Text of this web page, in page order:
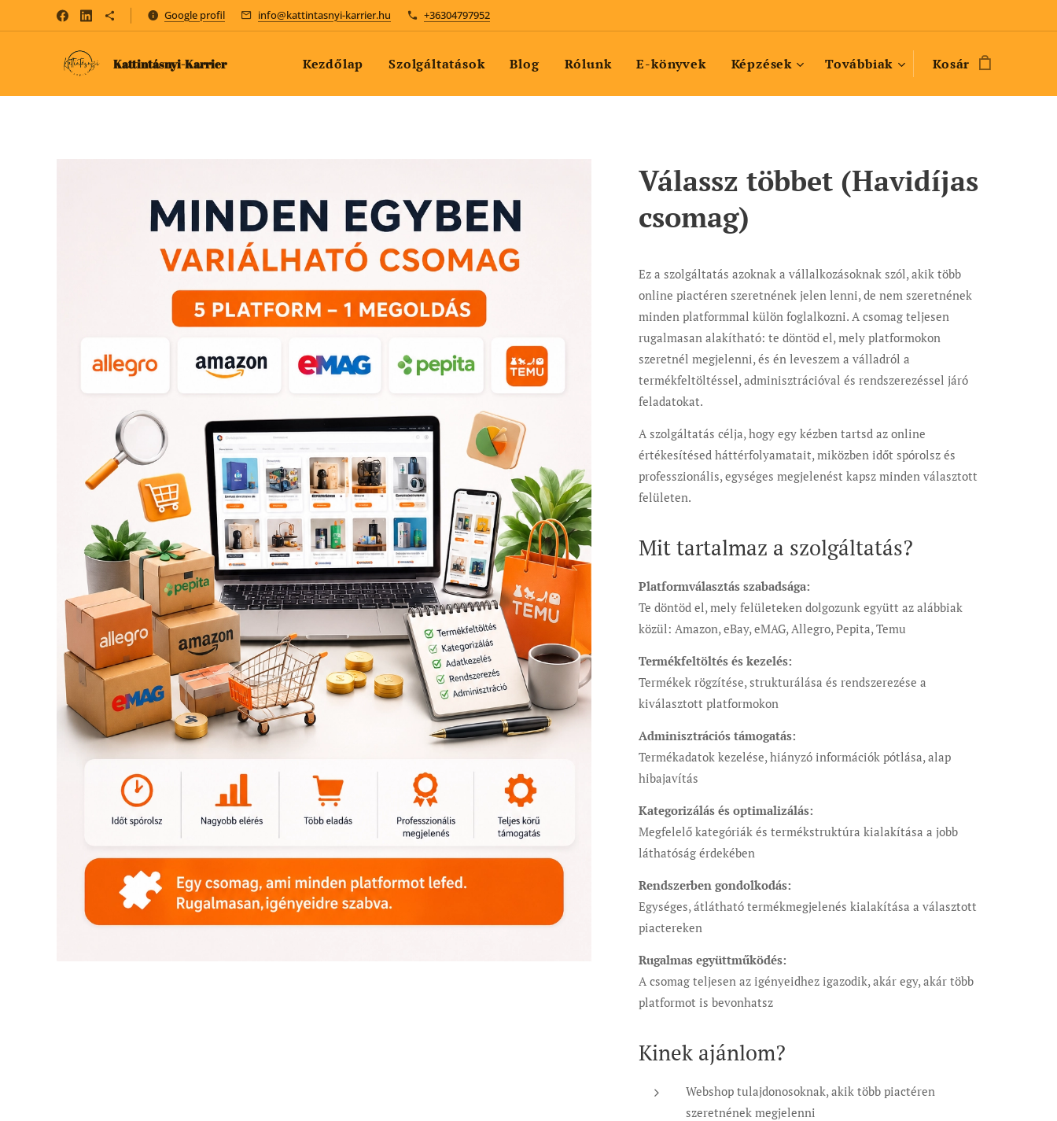
Google profil info@kattintasnyi-karrier.hu +36304797952
Kattintásnyi-Karrier Kezdőlap Szolgáltatások Blog Rólunk E-könyvek Képzések Továbbiak Kosár
Válassz többet (Havidíjas
csomag)
Ez a szolgáltatás azoknak a vállalkozásoknak szól, akik több
online piactéren szeretnének jelen lenni, de nem szeretnének
minden platformmal külön foglalkozni. A csomag teljesen
rugalmasan alakítható: te döntöd el, mely platformokon
szeretnél megjelenni, és én leveszem a válladról a
termékfeltöltéssel, adminisztrációval és rendszerezéssel járó
feladatokat.
A szolgáltatás célja, hogy egy kézben tartsd az online
értékesítésed háttérfolyamatait, miközben időt spórolsz és
professzionális, egységes megjelenést kapsz minden választott
felületen.
Mit tartalmaz a szolgáltatás?
Platformválasztás szabadsága:
Te döntöd el, mely felületeken dolgozunk együtt az alábbiak
közül: Amazon, eBay, eMAG, Allegro, Pepita, Temu
Termékfeltöltés és kezelés:
Termékek rögzítése, strukturálása és rendszerezése a
kiválasztott platformokon
Adminisztrációs támogatás:
Termékadatok kezelése, hiányzó információk pótlása, alap
hibajavítás
Kategorizálás és optimalizálás:
Megfelelő kategóriák és termékstruktúra kialakítása a jobb
láthatóság érdekében
Rendszerben gondolkodás:
Egységes, átlátható termékmegjelenés kialakítása a választott
piactereken
Rugalmas együttműködés:
A csomag teljesen az igényeidhez igazodik, akár egy, akár több
platformot is bevonhatsz
Kinek ajánlom?
Webshop tulajdonosoknak, akik több piactéren
szeretnének megjelenni